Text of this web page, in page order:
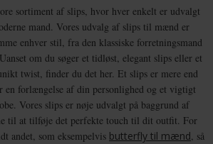
sortiment af slips, hvor hver enkelt er udvalgt
mand. Vores udvalg af slips til mænd er
enhver stil, fra den klassiske forretningsmand
om du søger et tidløst, elegant slips eller et
twist, finder du det her. Et slips er mere end
en forlængelse af din personlighed og et vigtigt
Vores slips er nøje udvalgt på baggrund af
til at tilføje det perfekte touch til dit outfit. For
andet, som eksempelvis butterfly til mænd, så